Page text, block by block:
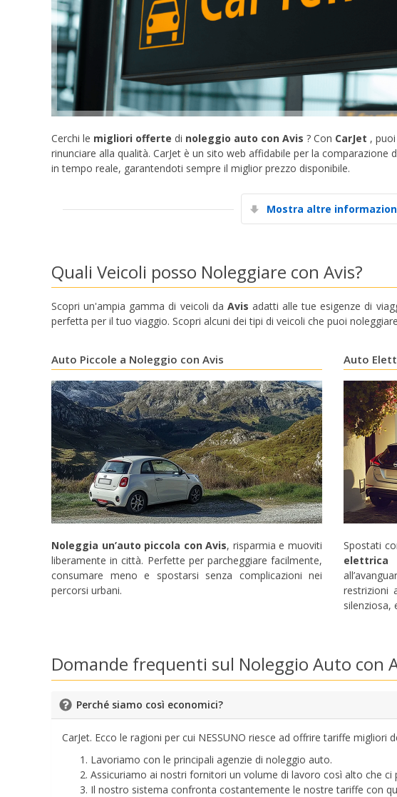
Accedi
Cerchi le migliori offerte di noleggio auto con Avis ? Con CarJet ,
rinunciare alla qualità. CarJet è un sito web affidabile per la
in tempo reale, garantendoti sempre il miglior prezzo disponibile.
Mostra altre
Quali Veicoli posso Noleggiare con Avis?
Scopri un'ampia gamma di veicoli da Avis adatti alle tue esigenze di
perfetta per il tuo viaggio. Scopri alcuni dei tipi di veicoli che puoi
Auto Piccole a Noleggio con Avis
Noleggia un’auto piccola con Avis, risparmia e muoviti
liberamente in città. Perfette per parcheggiare facilmente,
consumare meno e spostarsi senza complicazioni nei
percorsi urbani.
Auto
Spostati
restrizioni
silenziosa,
Domande frequenti sul Noleggio Auto con
Perché siamo così economici?
CarJet. Ecco le ragioni per cui NESSUNO riesce ad offrire tariffe migliori
Lavoriamo con le principali agenzie di noleggio auto.
Assicuriamo ai nostri fornitori un volume di lavoro così alto che
Il nostro sistema confronta costantemente le nostre tariffe con